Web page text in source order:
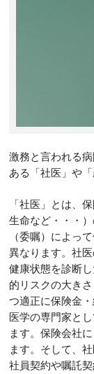
激務と言われる
ある「社医」や
「社医」とは、
生命など・・・
（委嘱）によっ
異なります。社
健康状態を診断
的リスクの大き
つ適正に保険金
医学の専門家と
ます。保険会社
ます。そして、
社員契約や嘱託